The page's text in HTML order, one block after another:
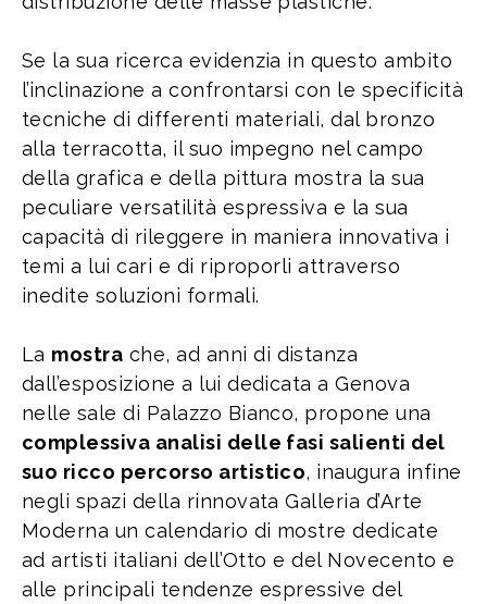
Se la sua ricerca evidenzia in questo ambito
l’inclinazione a confrontarsi con le specificità
tecniche di differenti materiali, dal bronzo
alla terracotta, il suo impegno nel campo
della grafica e della pittura mostra la sua
peculiare versatilità espressiva e la sua
capacità di rileggere in maniera innovativa i
temi a lui cari e di riproporli attraverso
inedite soluzioni formali.
La mostra che, ad anni di distanza
dall’esposizione a lui dedicata a Genova
nelle sale di Palazzo Bianco, propone una
complessiva analisi delle fasi salienti del
suo ricco percorso artistico, inaugura infine
negli spazi della rinnovata Galleria d’Arte
Moderna un calendario di mostre dedicate
ad artisti italiani dell’Otto e del Novecento e
alle principali tendenze espressive del